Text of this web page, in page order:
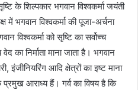
के शिल्पकार भगवान विश्वकर्मा जयंती
में भगवान विश्वकर्मा की पूजा-अर्चना
विश्वकर्मा को सृष्टि का सर्वोच्च
का निर्माता माना जाता है। भगवान
इंजीनियरिंग आदि क्षेत्रों का इष्ट माना
प्रमुख आराध्य हैं। गर्व का विषय है कि